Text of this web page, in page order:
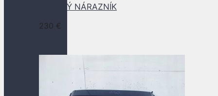
PREDNÝ NÁRAZNÍK
230 €